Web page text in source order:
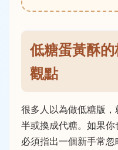
低糖蛋黃酥
觀點
很多人以為做低糖版
半或換成代糖。如果
必須指出一個新手常